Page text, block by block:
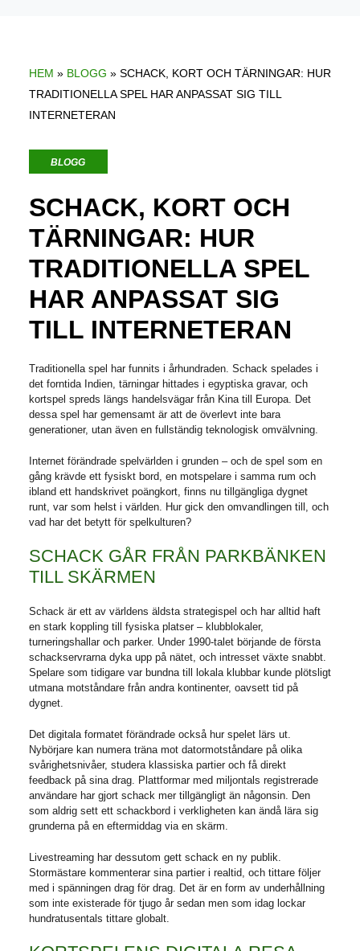
HEM » BLOGG » SCHACK, KORT OCH TÄRNINGAR: HUR
TRADITIONELLA SPEL HAR ANPASSAT SIG TILL
INTERNETERAN
BLOGG
SCHACK, KORT OCH
TÄRNINGAR: HUR
TRADITIONELLA SPEL
HAR ANPASSAT SIG
TILL INTERNETERAN
Traditionella spel har funnits i århundraden. Schack spelades i
det forntida Indien, tärningar hittades i egyptiska gravar, och
kortspel spreds längs handelsvägar från Kina till Europa. Det
dessa spel har gemensamt är att de överlevt inte bara
generationer, utan även en fullständig teknologisk omvälvning.
Internet förändrade spelvärlden i grunden – och de spel som en
gång krävde ett fysiskt bord, en motspelare i samma rum och
ibland ett handskrivet poängkort, finns nu tillgängliga dygnet
runt, var som helst i världen. Hur gick den omvandlingen till, och
vad har det betytt för spelkulturen?
SCHACK GÅR FRÅN PARKBÄNKEN
TILL SKÄRMEN
Schack är ett av världens äldsta strategispel och har alltid haft
en stark koppling till fysiska platser – klubblokaler,
turneringshallar och parker. Under 1990-talet börjande de första
schackservrarna dyka upp på nätet, och intresset växte snabbt.
Spelare som tidigare var bundna till lokala klubbar kunde plötsligt
utmana motståndare från andra kontinenter, oavsett tid på
dygnet.
Det digitala formatet förändrade också hur spelet lärs ut.
Nybörjare kan numera träna mot datormotståndare på olika
svårighetsnivåer, studera klassiska partier och få direkt
feedback på sina drag. Plattformar med miljontals registrerade
användare har gjort schack mer tillgängligt än någonsin. Den
som aldrig sett ett schackbord i verkligheten kan ändå lära sig
grunderna på en eftermiddag via en skärm.
Livestreaming har dessutom gett schack en ny publik.
Stormästare kommenterar sina partier i realtid, och tittare följer
med i spänningen drag för drag. Det är en form av underhållning
som inte existerade för tjugo år sedan men som idag lockar
hundratusentals tittare globalt.